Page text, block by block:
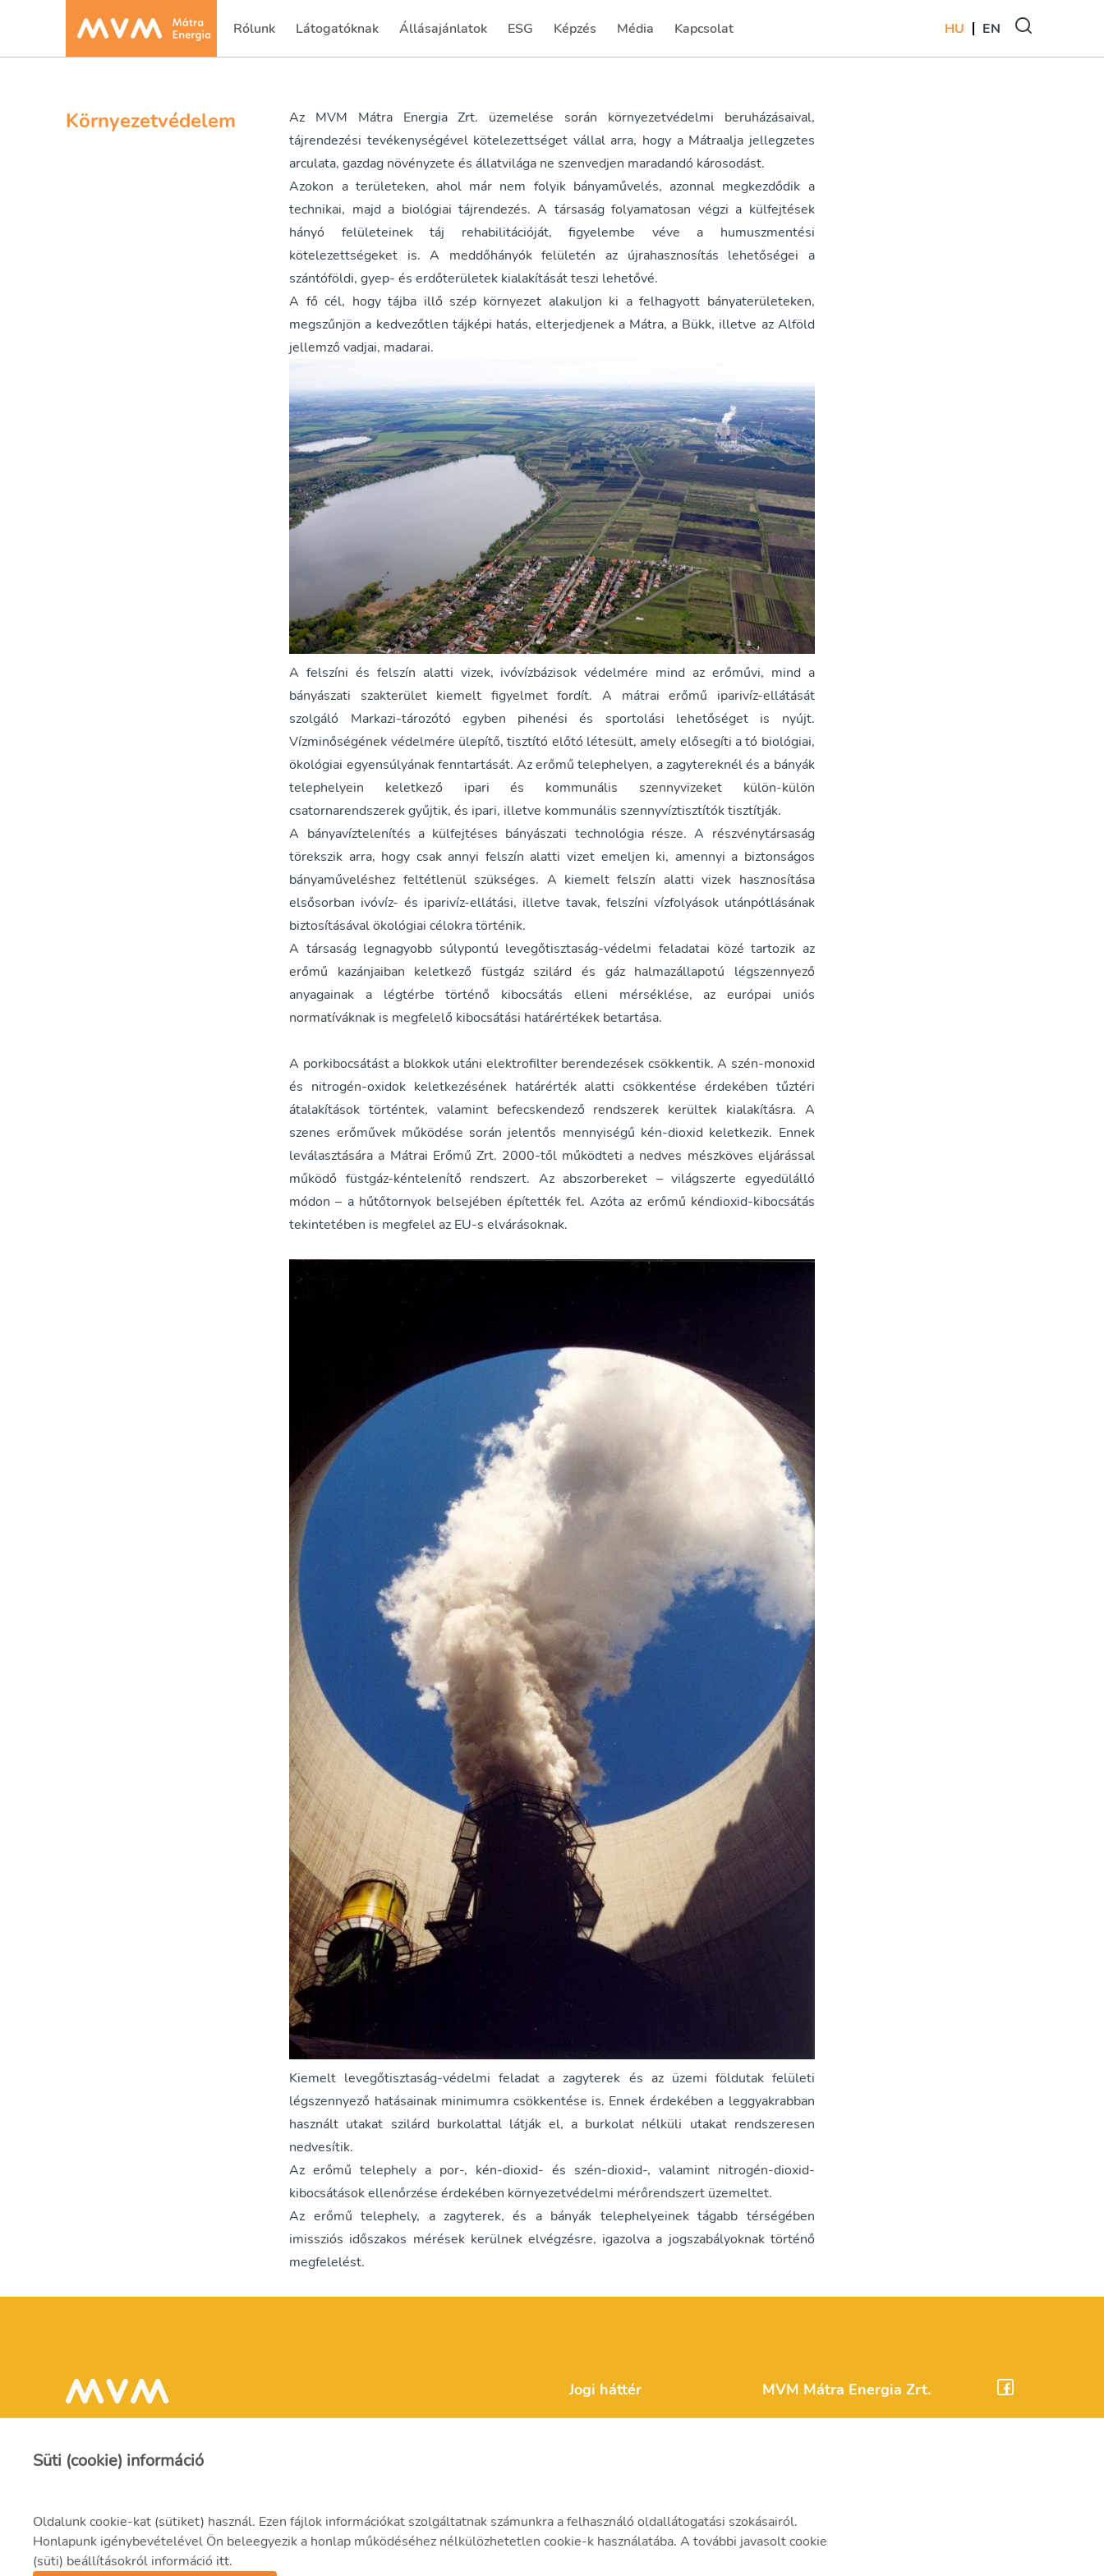
Rólunk Látogatóknak
(current) Állásajánlatok
(current) ESG
(current)Képzés Média
(current) Kapcsolat
(current) HU EN
Környezetvédelem
Az MVM Mátra Energia Zrt. üzemelése során környezetvédelmi beruházásaival,
tájrendezési tevékenységével kötelezettséget vállal arra, hogy a Mátraalja jellegzetes
arculata, gazdag növényzete és állatvilága ne szenvedjen maradandó károsodást.
Azokon a területeken, ahol már nem folyik bányaművelés, azonnal megkezdődik a
technikai, majd a biológiai tájrendezés. A társaság folyamatosan végzi a külfejtések
hányó felületeinek táj rehabilitációját, figyelembe véve a humuszmentési
kötelezettségeket is. A meddőhányók felületén az újrahasznosítás lehetőségei a
szántóföldi, gyep- és erdőterületek kialakítását teszi lehetővé.
A fő cél, hogy tájba illő szép környezet alakuljon ki a felhagyott bányaterületeken,
megszűnjön a kedvezőtlen tájképi hatás, elterjedjenek a Mátra, a Bükk, illetve az Alföld
jellemző vadjai, madarai.
A felszíni és felszín alatti vizek, ivóvízbázisok védelmére mind az erőművi, mind a
bányászati szakterület kiemelt figyelmet fordít. A mátrai erőmű iparivíz-ellátását
szolgáló Markazi-tározótó egyben pihenési és sportolási lehetőséget is nyújt.
Vízminőségének védelmére ülepítő, tisztító előtó létesült, amely elősegíti a tó biológiai,
ökológiai egyensúlyának fenntartását. Az erőmű telephelyen, a zagytereknél és a bányák
telephelyein keletkező ipari és kommunális szennyvizeket külön-külön
csatornarendszerek gyűjtik, és ipari, illetve kommunális szennyvíztisztítók tisztítják.
A bányavíztelenítés a külfejtéses bányászati technológia része. A részvénytársaság
törekszik arra, hogy csak annyi felszín alatti vizet emeljen ki, amennyi a biztonságos
bányaműveléshez feltétlenül szükséges. A kiemelt felszín alatti vizek hasznosítása
elsősorban ivóvíz- és iparivíz-ellátási, illetve tavak, felszíni vízfolyások utánpótlásának
biztosításával ökológiai célokra történik.
A társaság legnagyobb súlypontú levegőtisztaság-védelmi feladatai közé tartozik az
erőmű kazánjaiban keletkező füstgáz szilárd és gáz halmazállapotú légszennyező
anyagainak a légtérbe történő kibocsátás elleni mérséklése, az európai uniós
normatíváknak is megfelelő kibocsátási határértékek betartása.
A porkibocsátást a blokkok utáni elektrofilter berendezések csökkentik. A szén-monoxid
és nitrogén-oxidok keletkezésének határérték alatti csökkentése érdekében tűztéri
átalakítások történtek, valamint befecskendező rendszerek kerültek kialakításra. A
szenes erőművek működése során jelentős mennyiségű kén-dioxid keletkezik. Ennek
leválasztására a Mátrai Erőmű Zrt. 2000-től működteti a nedves mészköves eljárással
működő füstgáz-kéntelenítő rendszert. Az abszorbereket – világszerte egyedülálló
módon – a hűtőtornyok belsejében építették fel. Azóta az erőmű kéndioxid-kibocsátás
tekintetében is megfelel az EU-s elvárásoknak.
Kiemelt levegőtisztaság-védelmi feladat a zagyterek és az üzemi földutak felületi
légszennyező hatásainak minimumra csökkentése is. Ennek érdekében a leggyakrabban
használt utakat szilárd burkolattal látják el, a burkolat nélküli utakat rendszeresen
nedvesítik.
Az erőmű telephely a por-, kén-dioxid- és szén-dioxid-, valamint nitrogén-dioxid-
kibocsátások ellenőrzése érdekében környezetvédelmi mérőrendszert üzemeltet.
Az erőmű telephely, a zagyterek, és a bányák telephelyeinek tágabb térségében
imissziós időszakos mérések kerülnek elvégzésre, igazolva a jogszabályoknak történő
megfelelést.
Jogi háttér MVM Mátra Energia Zrt.
Süti (cookie) információ
Oldalunk cookie-kat (sütiket) használ. Ezen fájlok információkat szolgáltatnak számunkra a felhasználó oldallátogatási szokásairól.
Honlapunk igénybevételével Ön beleegyezik a honlap működéséhez nélkülözhetetlen cookie-k használatába. A további javasolt cookie
(süti) beállításokról információ itt.